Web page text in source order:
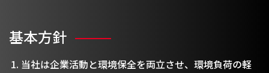
基本方針
当社は企業活動と環境保全を両立させ、環境負荷の軽